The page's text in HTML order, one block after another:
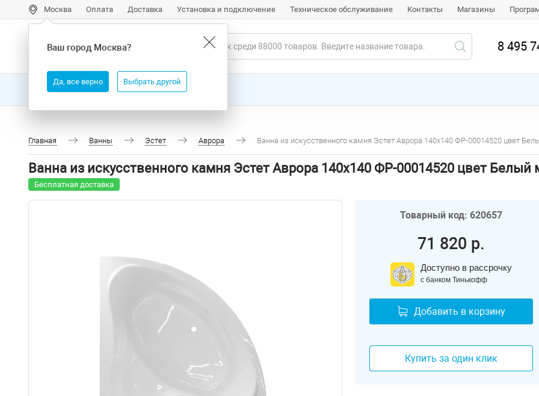
Ваш город Москва?
Да, все верно Выбрать другой
Москва Оплата Доставка Установка и подключение Техническое обслуживание Контакты Магазины
8 495
Все товары Бренды
Главная Ванны Эстет Аврора Ванна из искусственного камня Эстет Аврора 140х140 ФР-00014520 цвет
Ванна из искусственного камня Эстет Аврора 140х140 ФР-00014520 цвет Белый
Бесплатная доставка
Товарный код: 620657
71 820 р.
Доступно в рассрочку
с банком Тинькофф
Добавить в корзину
Купить за один клик